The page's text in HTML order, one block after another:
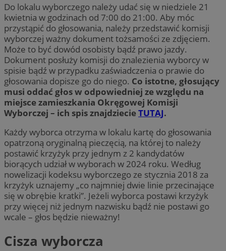
Do lokalu wyborczego należy udać się w niedziele 21
kwietnia w godzinach od 7:00 do 21:00. Aby móc
przystąpić do głosowania, należy przedstawić komisji
wyborczej ważny dokument tożsamości ze zdjęciem.
Może to być dowód osobisty bądź prawo jazdy.
Dokument posłuży komisji do znalezienia wyborcy w
spisie bądź w przypadku zaświadczenia o prawie do
głosowania dopisze go do niego. Co istotne, głosujący
musi oddać głos w odpowiedniej ze względu na
miejsce zamieszkania Okręgowej Komisji
Wyborczej – ich spis znajdziecieTUTAJ.
Każdy wyborca otrzyma w lokalu kartę do głosowania
opatrzoną oryginalną pieczęcią, na której to należy
postawić krzyżyk przy jednym z 2 kandydatów
biorących udział w wyborach w 2024 roku. Według
nowelizacji kodeksu wyborczego ze stycznia 2018 za
krzyżyk uznajemy „co najmniej dwie linie przecinające
się w obrębie kratki”. Jeżeli wyborca postawi krzyżyk
przy więcej niż jednym nazwisku bądź nie postawi go
wcale – głos będzie nieważny!
Cisza wyborcza